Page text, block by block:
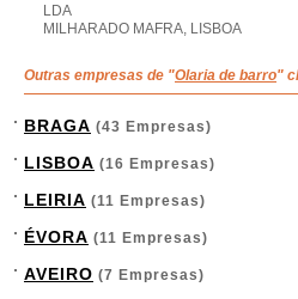
LDA
MILHARADO MAFRA, LISBOA
Outras empresas de "Olaria de barro"
BRAGA (43 Empresas)
LISBOA (16 Empresas)
LEIRIA (11 Empresas)
ÉVORA (11 Empresas)
AVEIRO (7 Empresas)